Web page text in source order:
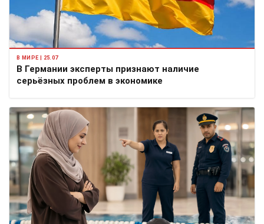
В МИРЕ | 25.07
В Германии эксперты признают наличие
серьёзных проблем в экономике